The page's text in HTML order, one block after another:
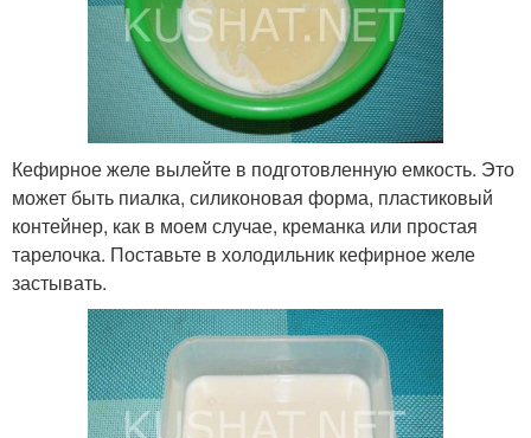
Кефирное желе вылейте в подготовленную емкость. Это
может быть пиалка, силиконовая форма, пластиковый
контейнер, как в моем случае, креманка или простая
тарелочка. Поставьте в холодильник кефирное желе
застывать.